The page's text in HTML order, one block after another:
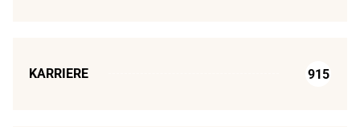
KARRIERE 915